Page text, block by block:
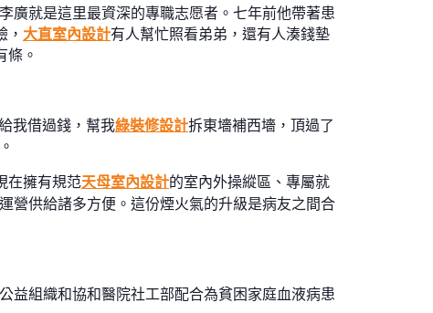
廣就是這里最資深的專職志愿者。七年前他帶著患
， 大直室內設計有人幫忙照看弟弟，還有人湊錢墊
條。
我借過錢，幫我綠裝修設計拆東墻補西墻，頂過了
在擁有規范天母室內設計的室內外操縱區、專屬就
營供給諸多方便。這份煙火氣的升級是病友之間合
益組織和協和醫院社工部配合為貧困家庭血液病患